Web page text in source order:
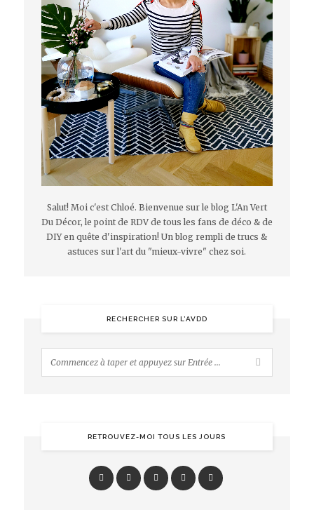
Salut! Moi c'est Chloé. Bienvenue sur le blog L'An Vert
Du Décor, le point de RDV de tous les fans de déco & de
DIY en quête d'inspiration! Un blog rempli de trucs &
astuces sur l'art du "mieux-vivre" chez soi.
RECHERCHER SUR L’AVDD
RETROUVEZ-MOI TOUS LES JOURS